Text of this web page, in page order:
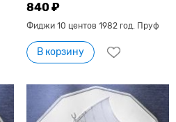
840 ₽
Фиджи 10 центов 1982 год. Пруф
В корзину